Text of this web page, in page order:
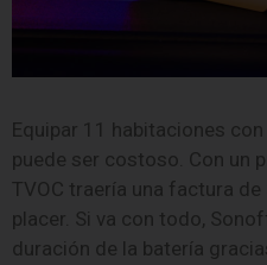
Equipar 11 habitaciones
puede ser costoso. Con un
TVOC traería una factura
placer. Si va con todo,
duración de la batería